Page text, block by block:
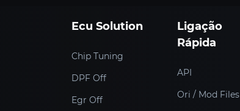
Ecu Solution
Chip Tuning
DPF Off
Egr Off
Ligação
Rápida
API
Ori / Mod Files